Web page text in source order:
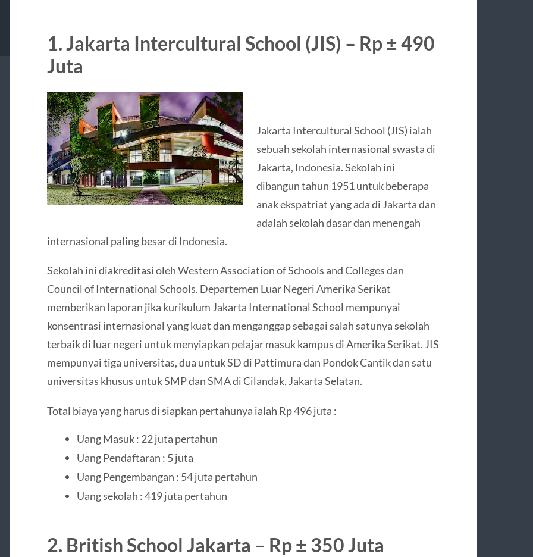
1. Jakarta Intercultural School (JIS) – Rp ± 490
Juta
Jakarta Intercultural School (JIS) ialah
sebuah sekolah internasional swasta di
Jakarta, Indonesia. Sekolah ini
dibangun tahun 1951 untuk beberapa
anak ekspatriat yang ada di Jakarta dan
adalah sekolah dasar dan menengah
internasional paling besar di Indonesia.
Sekolah ini diakreditasi oleh Western Association of Schools and Colleges dan
Council of International Schools. Departemen Luar Negeri Amerika Serikat
memberikan laporan jika kurikulum Jakarta International School mempunyai
konsentrasi internasional yang kuat dan menganggap sebagai salah satunya sekolah
terbaik di luar negeri untuk menyiapkan pelajar masuk kampus di Amerika Serikat. JIS
mempunyai tiga universitas, dua untuk SD di Pattimura dan Pondok Cantik dan satu
universitas khusus untuk SMP dan SMA di Cilandak, Jakarta Selatan.
Total biaya yang harus di siapkan pertahunya ialah Rp 496 juta :
Uang Masuk : 22 juta pertahun
Uang Pendaftaran : 5 juta
Uang Pengembangan : 54 juta pertahun
Uang sekolah : 419 juta pertahun
2. British School Jakarta – Rp ± 350 Juta